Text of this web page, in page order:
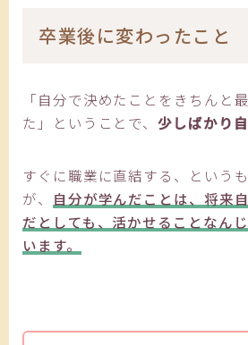
卒業後に変わったこと
「自分で決めたことをきちんと
た」ということで、少しばかり
すぐに職業に直結する、という
が、 自分が学んだことは、将来
だとしても、活かせることなん
います。